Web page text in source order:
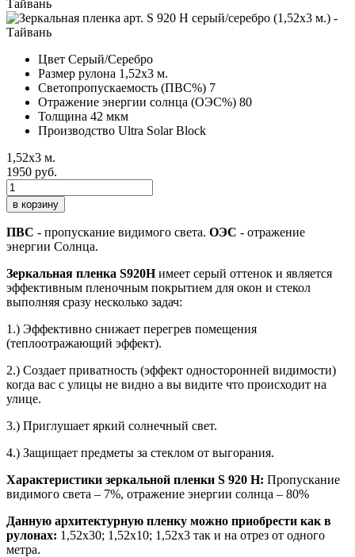
Цвет Серый/Серебро
Размер рулона 1,52х3 м.
Светопропускаемость (ПВС%) 7
Отражение энергии солнца (ОЭС%) 80
Толщина 42 мкм
Производство Ultra Solar Block
1,52х3 м.
1950 руб.
в корзину
ПВС - пропускание видимого света. ОЭС - отражение
энергии Солнца.
Зеркальная пленка S920Hимеет серый оттенок и является
эффективным пленочным покрытием для окон и стекол
выполняя сразу несколько задач:
1.) Эффективно снижает перегрев помещения
(теплоотражающий эффект).
2.) Создает приватность (эффект односторонней видимости)
когда вас с улицы не видно а вы видите что происходит на
улице.
3.) Приглушает яркий солнечный свет.
4.) Защищает предметы за стеклом от выгорания.
Характеристики зеркальной пленки S 920 H: Пропускание
видимого света – 7%, отражение энергии солнца – 80%
Данную архитектурную пленку можно приобрести как в
рулонах: 1,52х30; 1,52х10; 1,52x3 так и на отрез от одного
метра.